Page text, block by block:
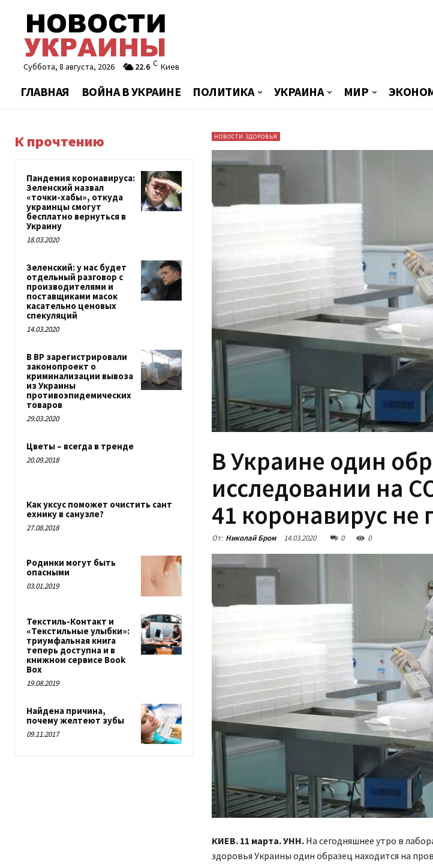
Суббота, 8 августа, 2026 22.6 C Киев
ГЛАВНАЯ ВОЙНА В УКРАИНЕ ПОЛИТИКА УКРАИНА МИР
К прочтению
Пандемия коронавируса:
Зеленский назвал
«точки-хабы», откуда
украинцы смогут
бесплатно вернуться в
Украину
18.03.2020
Зеленский: у нас будет
отдельный разговор с
производителями и
поставщиками масок
касательно ценовых
спекуляций
14.03.2020
В ВР зарегистрировали
законопроект о
криминализации вывоза
из Украины
противоэпидемических
товаров
29.03.2020
Цветы – всегда в тренде
20.09.2018
Как уксус поможет очистить сант
ехнику в санузле?
27.08.2018
Родинки могут быть
опасными
03.01.2019
Текстиль-Контакт и
«Текстильные улыбки»:
триумфальная книга
теперь доступна и в
книжном сервисе Book
Box
19.08.2019
Найдена причина,
почему желтеют зубы
09.11.2017
НОВОСТИ ЗДОРОВЬЯ
В Украине один
исследовании на
41 коронавирус не
От: Николай Бром 14.03.2020 0 0
КИЕВ. 11 марта. УНН.На сегодняшнее утро в
здоровья Украины один образец находится на